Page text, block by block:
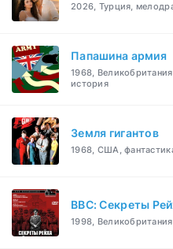
2026, Турция,
Папашина армия
1968,
история
Земля гигантов
1968, США,
BBC: Секреты
1998,